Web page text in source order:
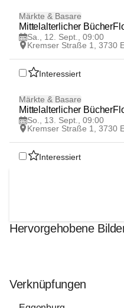
12
SEP
Märkte & Basare
Mittelalterlicher
Sa., 12. Sept., 09:00
Kremser Straße 1, 3730
Interessiert
13
SEP
Märkte & Basare
Mittelalterlicher
So., 13. Sept., 09:00
Kremser Straße 1, 3730
Interessiert
Hervorgehobene
Verknüpfungen